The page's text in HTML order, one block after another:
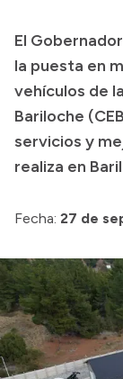
Presupuesto
Boletín Oficial
Compras y
Consulta de
Consulta de
Login
El
la puesta en
vehículos de
Bariloche
servicios y
realiza en
Fecha: 27 de